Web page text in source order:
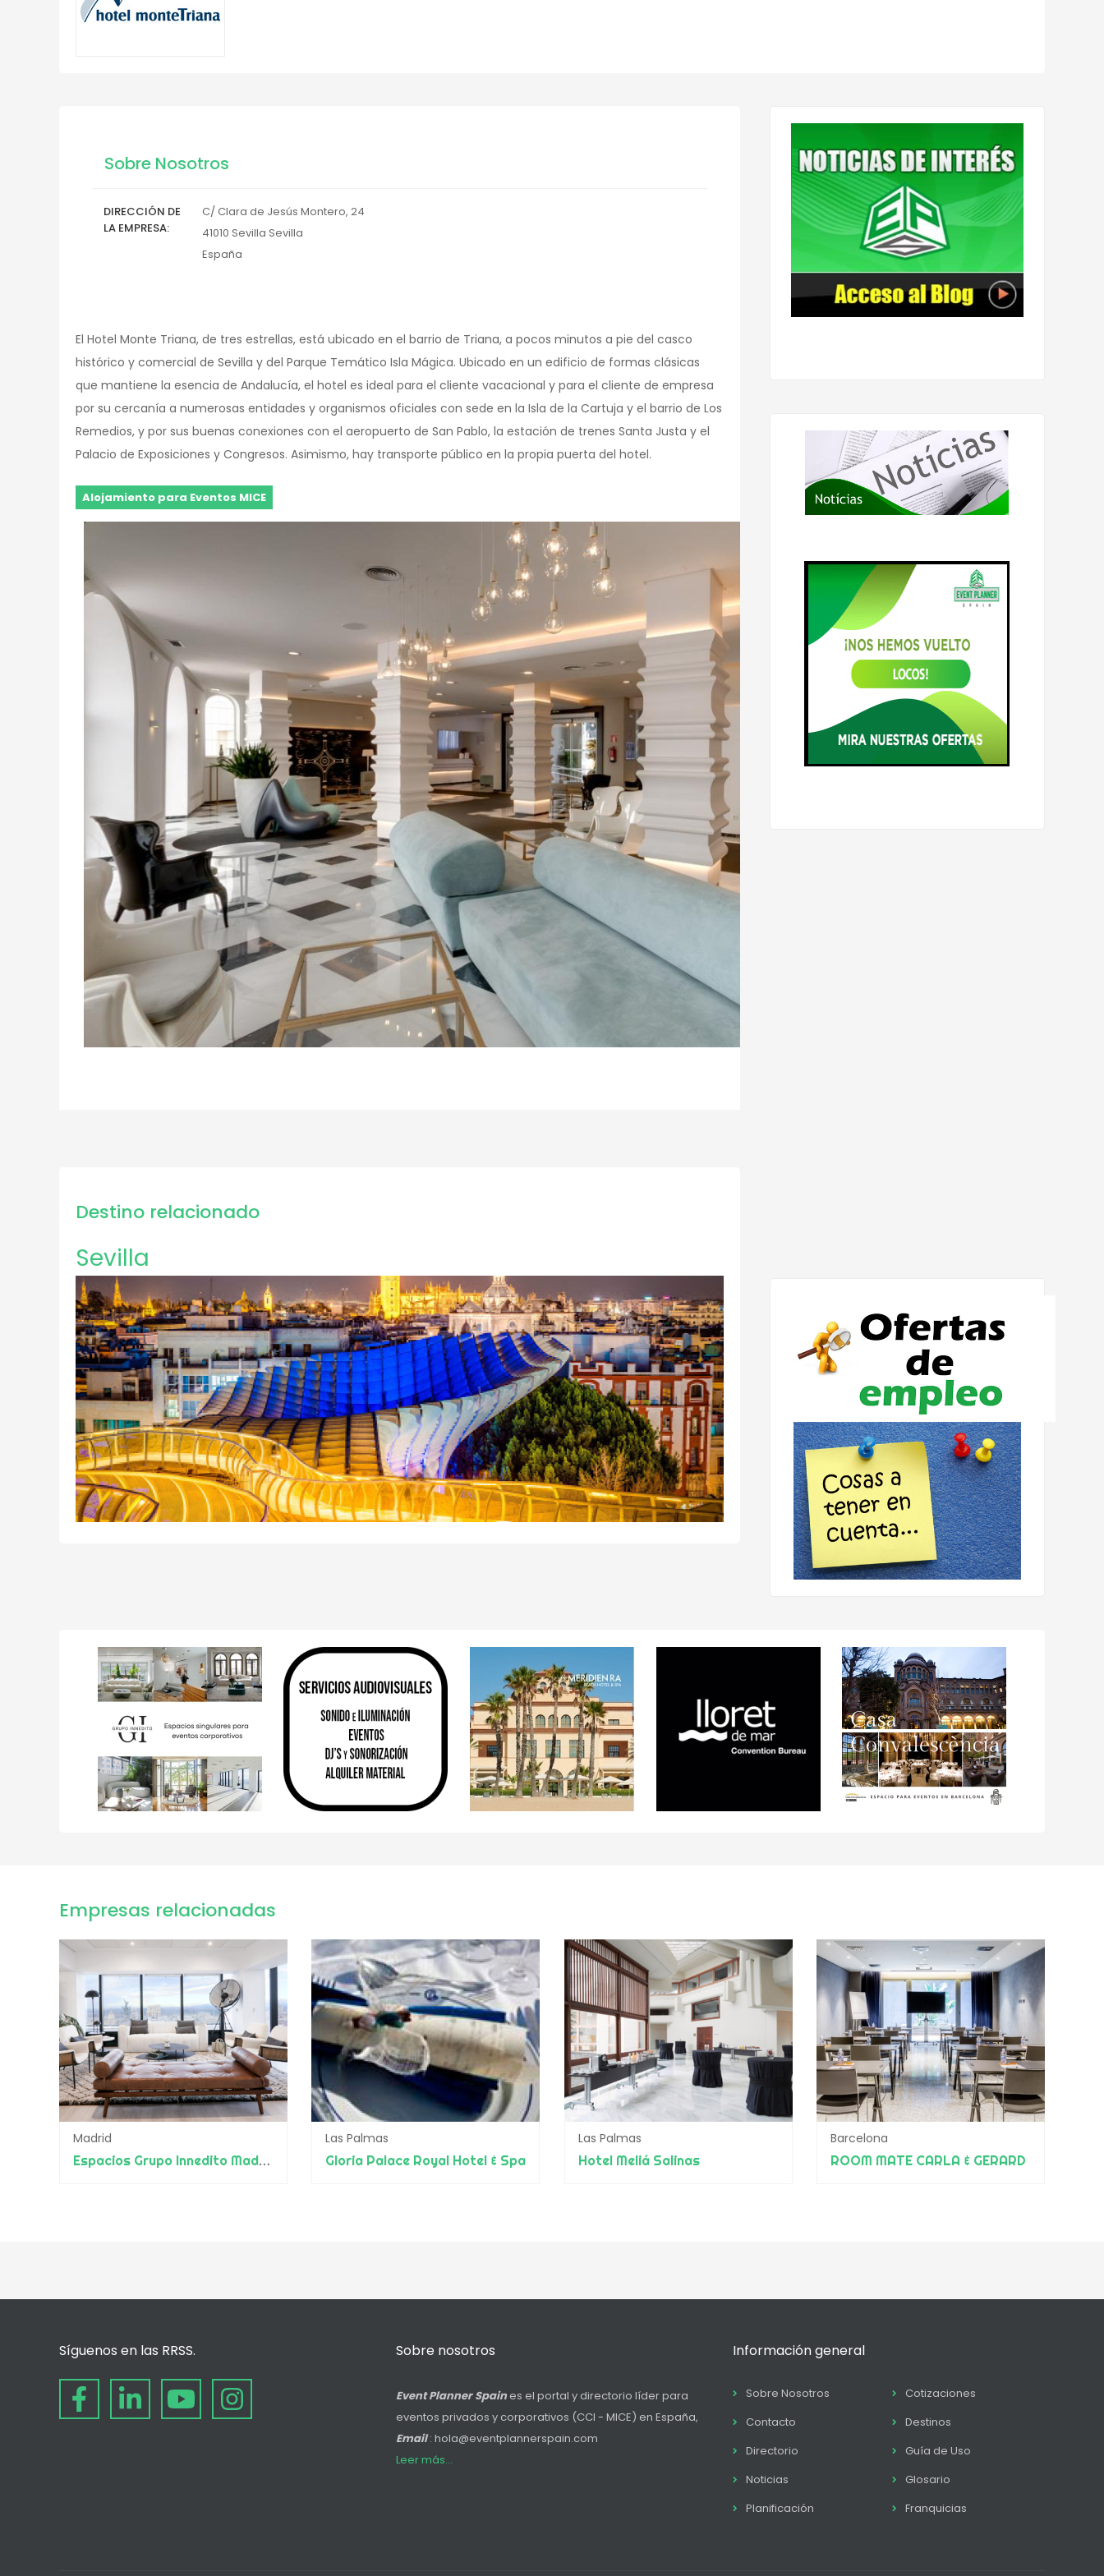
Sobre Nosotros
DIRECCIÓN DE
LA EMPRESA
C/ Clara de Jesús Montero, 24
41010 Sevilla Sevilla
España
El Hotel Monte Triana, de tres estrellas, está ubicado en el barrio de Triana, a pocos minutos a pie del casco
histórico y comercial de Sevilla y del Parque Temático Isla Mágica. Ubicado en un edificio de formas clásicas
que mantiene la esencia de Andalucía, el hotel es ideal para el cliente vacacional y para el cliente de empresa
por su cercanía a numerosas entidades y organismos oficiales con sede en la Isla de la Cartuja y el barrio de Los
Remedios, y por sus buenas conexiones con el aeropuerto de San Pablo, la estación de trenes Santa Justa y el
Palacio de Exposiciones y Congresos. Asimismo, hay transporte público en la propia puerta del hotel.
Alojamiento para Eventos MICE
Destino relacionado
Sevilla
Empresas relacionadas
Madrid
Espacios Grupo Innedito Madrid
Las Palmas
Gloria Palace Royal Hotel & Spa
Las Palmas
Hotel Meliá Salinas
Barcelona
ROOM MATE CARLA & GERARD
Síguenos en las RRSS. Sobre nosotros
Event Planner Spaines el portal y directorio líder para
eventos privados y corporativos (CCI - MICE) en España,
Email: hola@eventplannerspain.com
Leer más...
Información general
Sobre Nosotros
Cotizaciones
Contacto
Destinos
Directorio
Guía de Uso
Noticias
Glosario
Planificación
Franquicias